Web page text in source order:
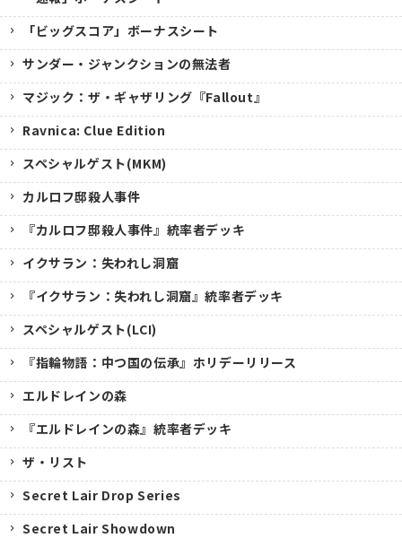
「ビッグスコア」ボーナスシート
サンダー・ジャンクションの無法者
マジック：ザ・ギャザリング『Fallout』
Ravnica: Clue Edition
スペシャルゲスト(MKM)
カルロフ邸殺人事件
『カルロフ邸殺人事件』統率者デッキ
イクサラン：失われし洞窟
『イクサラン：失われし洞窟』統率者デッキ
スペシャルゲスト(LCI)
『指輪物語：中つ国の伝承』ホリデーリリース
エルドレインの森
『エルドレインの森』統率者デッキ
ザ・リスト
Secret Lair Drop Series
Secret Lair Showdown